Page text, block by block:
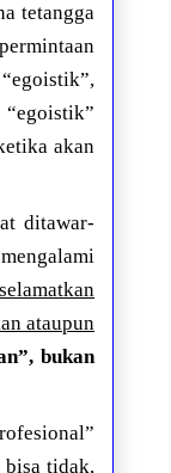
tetangga
akan
ditawar-
selamatkan
ataupun
bukan
tidak,